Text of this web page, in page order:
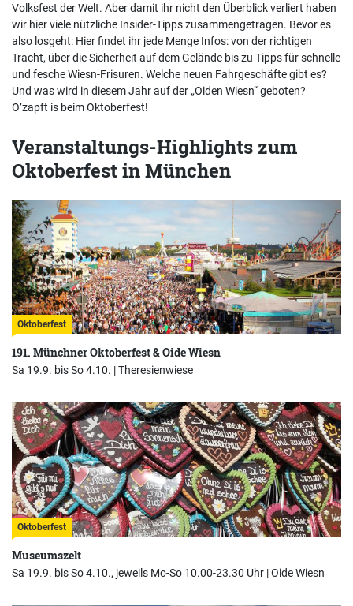
Volksfest der Welt. Aber damit ihr nicht den Überblick verliert haben
wir hier viele nützliche Insider-Tipps zusammengetragen. Bevor es
also losgeht: Hier findet ihr jede Menge Infos: von der richtigen
Tracht, über die Sicherheit auf dem Gelände bis zu Tipps für schnelle
und fesche Wiesn-Frisuren. Welche neuen Fahrgeschäfte gibt es?
Und was wird in diesem Jahr auf der „Oiden Wiesn“ geboten?
O’zapft is beim Oktoberfest!
Veranstaltungs-Highlights zum
Oktoberfest in München
Oktoberfest
191. Münchner Oktoberfest & Oide Wiesn
Sa 19.9. bis So 4.10. |Theresienwiese
Oktoberfest
Museumszelt
Sa 19.9. bis So 4.10., jeweils Mo-So 10.00-23.30 Uhr |Oide Wiesn